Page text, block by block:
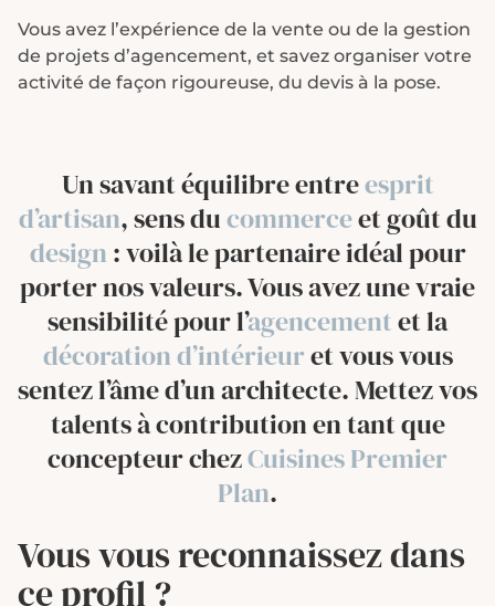
Vous avez l’expérience de la vente ou de la gestion
de projets d’agencement, et savez organiser votre
activité de façon rigoureuse, du devis à la pose.
Un savant équilibre entreesprit
d’artisan, sens ducommerceet goût du
design : voilà le partenaire idéal pour
porter nos valeurs. Vous avez une vraie
sensibilité pour l’agencementet la
décoration d’intérieuret vous vous
sentez l’âme d’un architecte.Mettez vos
talents à contribution en tant que
concepteur chezCuisines Premier
Plan.
Vous vous reconnaissez dans
ce profil ?